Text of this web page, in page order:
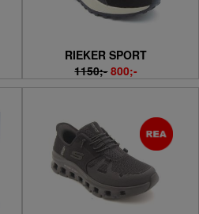
RIEKER SPORT
1150;- 800;-